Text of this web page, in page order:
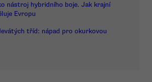
nástroj hybridního boje. Jak krajní
Evropu
tříd: nápad pro okurkovou